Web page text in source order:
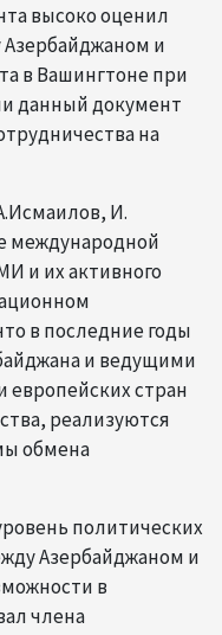
высоко оценил
и
в Вашингтоне при
данный документ
на
И.
международной
и их активного
в последние годы
и ведущими
стран
реализуются
обмена
политических
Азербайджаном и
в
члена